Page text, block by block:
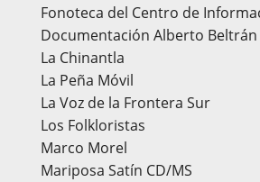
Fonoteca del Centro de
Documentación Alberto Beltrán
La Chinantla
La Peña Móvil
La Voz de la Frontera Sur
Los Folkloristas
Marco Morel
Mariposa Satín CD/MS